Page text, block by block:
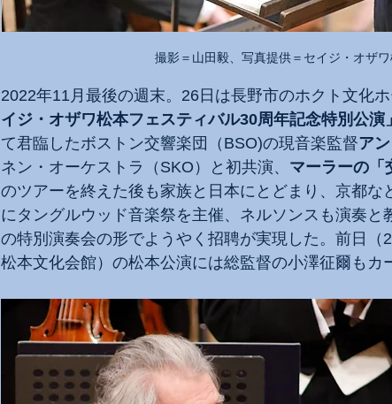
撮影＝山田毅、写真提供＝セイジ・オザ
2022年11月最後の週末。26日は長野市のホクト文化
イジ・オザワ松本フェスティバル30周年記念特別公演」
て君臨したボストン交響楽団（BSO)の現音楽監督ア
ネン・オーケストラ（SKO）と初共演、 マーラーの「
のツアーを終えた後も家族と日本にとどまり、京都
にタングルウッド音楽祭を主催、ネルソンスも演奏
の特別演奏会の形でようやく招聘が実現した。前日
松本文化会館）の松本公演には総監督の小澤征爾もカ